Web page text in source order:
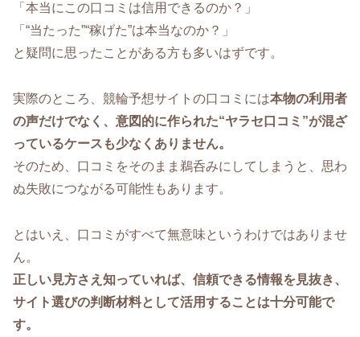
「本当にこの口コミは信用できるのか？」
「“当たった”“稼げた”は本当なのか？」
と疑問に思ったことがある方も多いはずです。
実際のところ、競輪予想サイトの口コミには本物の利用者
の声だけでなく、意図的に作られた“ヤラセ口コミ”が混ざ
っているケースも少なくありません。
そのため、口コミをそのまま鵜呑みにしてしまうと、思わ
ぬ失敗につながる可能性もあります。
とはいえ、口コミがすべて無意味というわけではありませ
ん。
正しい見方さえ知っていれば、信頼できる情報を見抜き、
サイト選びの判断材料として活用することは十分可能で
す。